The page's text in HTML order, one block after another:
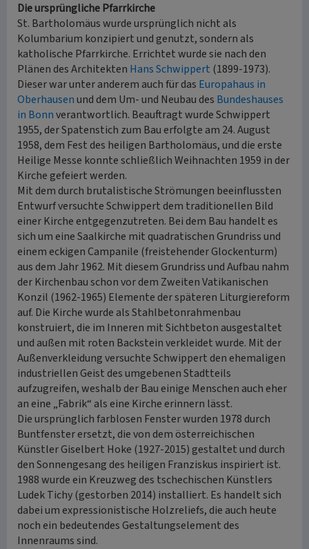
Die ursprüngliche Pfarrkirche
St. Bartholomäus wurde ursprünglich nicht als
Kolumbarium konzipiert und genutzt, sondern als
katholische Pfarrkirche. Errichtet wurde sie nach den
Plänen des Architekten Hans Schwippert (1899-1973).
Dieser war unter anderem auch für das Europahaus in
Oberhausenund dem Um- und Neubau des Bundeshauses
in Bonnverantwortlich. Beauftragt wurde Schwippert
1955, der Spatenstich zum Bau erfolgte am 24. August
1958, dem Fest des heiligen Bartholomäus, und die erste
Heilige Messe konnte schließlich Weihnachten 1959 in der
Kirche gefeiert werden.
Mit dem durch brutalistische Strömungen beeinflussten
Entwurf versuchte Schwippert dem traditionellen Bild
einer Kirche entgegenzutreten. Bei dem Bau handelt es
sich um eine Saalkirche mit quadratischen Grundriss und
einem eckigen Campanile (freistehender Glockenturm)
aus dem Jahr 1962. Mit diesem Grundriss und Aufbau nahm
der Kirchenbau schon vor dem Zweiten Vatikanischen
Konzil (1962-1965) Elemente der späteren Liturgiereform
auf. Die Kirche wurde als Stahlbetonrahmenbau
konstruiert, die im Inneren mit Sichtbeton ausgestaltet
und außen mit roten Backstein verkleidet wurde. Mit der
Außenverkleidung versuchte Schwippert den ehemaligen
industriellen Geist des umgebenen Stadtteils
aufzugreifen, weshalb der Bau einige Menschen auch eher
an eine „Fabrik“ als eine Kirche erinnern lässt.
Die ursprünglich farblosen Fenster wurden 1978 durch
Buntfenster ersetzt, die von dem österreichischen
Künstler Giselbert Hoke (1927-2015) gestaltet und durch
den Sonnengesang des heiligen Franziskus inspiriert ist.
1988 wurde ein Kreuzweg des tschechischen Künstlers
Ludek Tichy (gestorben 2014) installiert. Es handelt sich
dabei um expressionistische Holzreliefs, die auch heute
noch ein bedeutendes Gestaltungselement des
Innenraums sind.